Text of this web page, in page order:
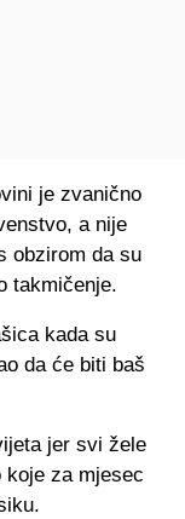
je zvanično
a nije
obzirom da su
takmičenje.
kada su
da će biti baš
jer svi žele
koje za mjesec